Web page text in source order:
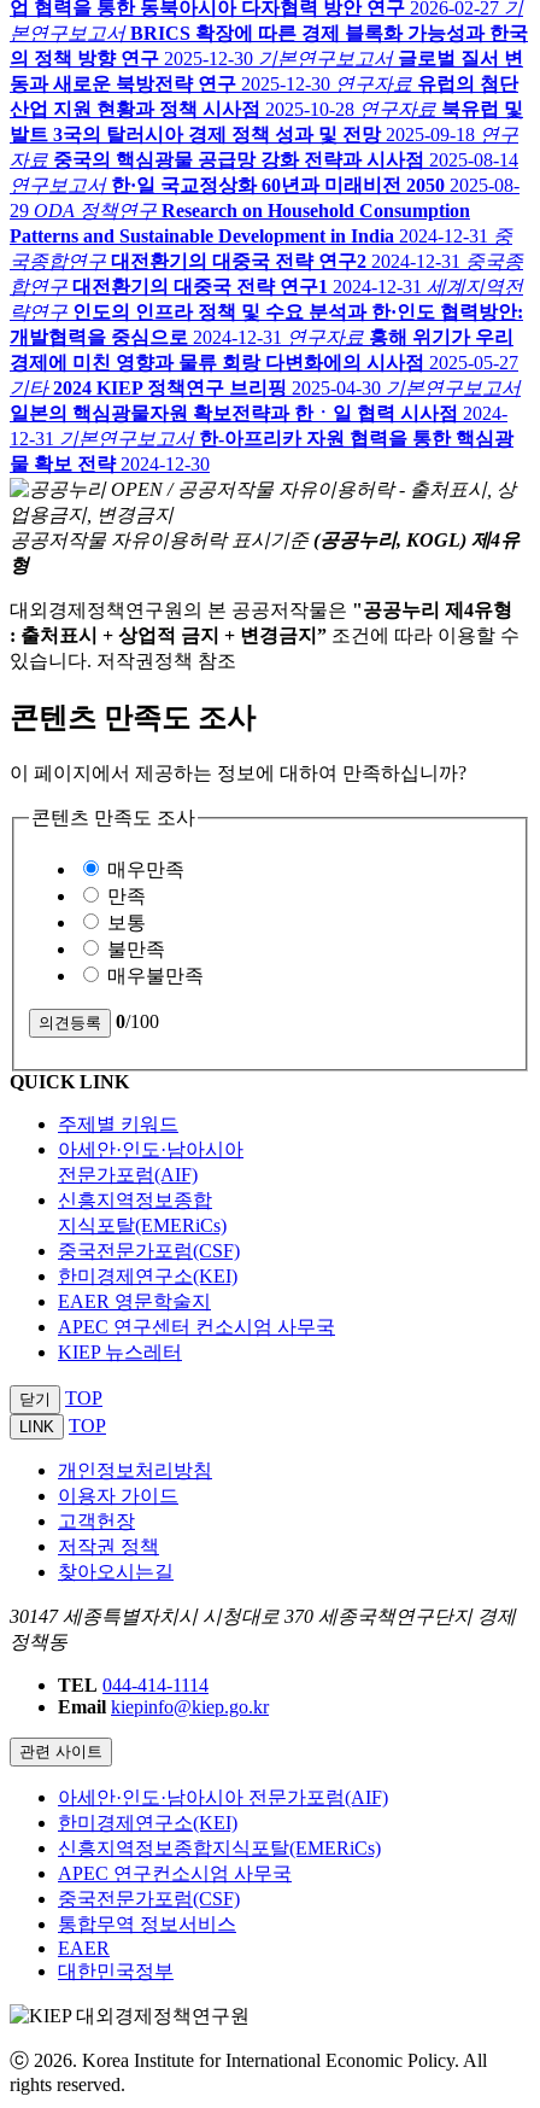
업 협력을 통한 동북아시아 다자협력 방안 연구 2026-02-27 기
본연구보고서 BRICS 확장에 따른 경제 블록화 가능성과 한국
의 정책 방향 연구 2025-12-30 기본연구보고서 글로벌 질서 변
동과 새로운 북방전략 연구 2025-12-30 연구자료 유럽의 첨단
산업 지원 현황과 정책 시사점 2025-10-28 연구자료 북유럽 및
발트 3국의 탈러시아 경제 정책 성과 및 전망 2025-09-18 연구
자료 중국의 핵심광물 공급망 강화 전략과 시사점 2025-08-14
연구보고서 한·일 국교정상화 60년과 미래비전 2050 2025-08-
29 ODA 정책연구 Research on Household Consumption
Patterns and Sustainable Development in India 2024-12-31 중
국종합연구 대전환기의 대중국 전략 연구2 2024-12-31 중국종
합연구 대전환기의 대중국 전략 연구1 2024-12-31 세계지역전
략연구 인도의 인프라 정책 및 수요 분석과 한·인도 협력방안:
개발협력을 중심으로 2024-12-31 연구자료 홍해 위기가 우리
경제에 미친 영향과 물류 회랑 다변화에의 시사점 2025-05-27
기타 2024 KIEP 정책연구 브리핑 2025-04-30 기본연구보고서
일본의 핵심광물자원 확보전략과 한ㆍ일 협력 시사점 2024-
12-31 기본연구보고서 한-아프리카 자원 협력을 통한 핵심광
물 확보 전략 2024-12-30
공공저작물 자유이용허락 표시기준 (공공누리, KOGL) 제4유
형
대외경제정책연구원의 본 공공저작물은 "공공누리 제4유형
: 출처표시 + 상업적 금지 + 변경금지” 조건에 따라 이용할 수
있습니다. 저작권정책 참조
콘텐츠 만족도 조사
이 페이지에서 제공하는 정보에 대하여 만족하십니까?
콘텐츠 만족도 조사
매우만족
만족
보통
불만족
매우불만족
0/100
QUICK LINK
주제별 키워드
아세안·인도·남아시아
전문가포럼(AIF)
신흥지역정보종합
지식포탈(EMERiCs)
중국전문가포럼(CSF)
한미경제연구소(KEI)
EAER 영문학술지
APEC 연구센터 컨소시엄 사무국
KIEP 뉴스레터
닫기 TOP
LINK TOP
개인정보처리방침
이용자 가이드
고객헌장
저작권 정책
찾아오시는길
30147 세종특별자치시 시청대로 370 세종국책연구단지 경제
정책동
TEL 044-414-1114
Email kiepinfo@kiep.go.kr
관련 사이트
아세안·인도·남아시아 전문가포럼(AIF)
한미경제연구소(KEI)
신흥지역정보종합지식포탈(EMERiCs)
APEC 연구컨소시엄 사무국
중국전문가포럼(CSF)
통합무역 정보서비스
EAER
대한민국정부
ⓒ 2026. Korea Institute for International Economic Policy. All
rights reserved.